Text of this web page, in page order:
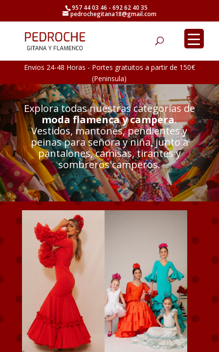
957 44 03 46 - 692 62 40 35
pedrochegitana18@gmail.com
Envios 24-48 Horas - Portes gratuitos a partir de 150€
(Peninsula)
Explora todas nuestras categorías de
moda flamenca y campera.
Vestidos, mantones, pendientes y
peinas para señora y niña, junto a
pantalones, camisas, tirantes y
sombreros camperos.